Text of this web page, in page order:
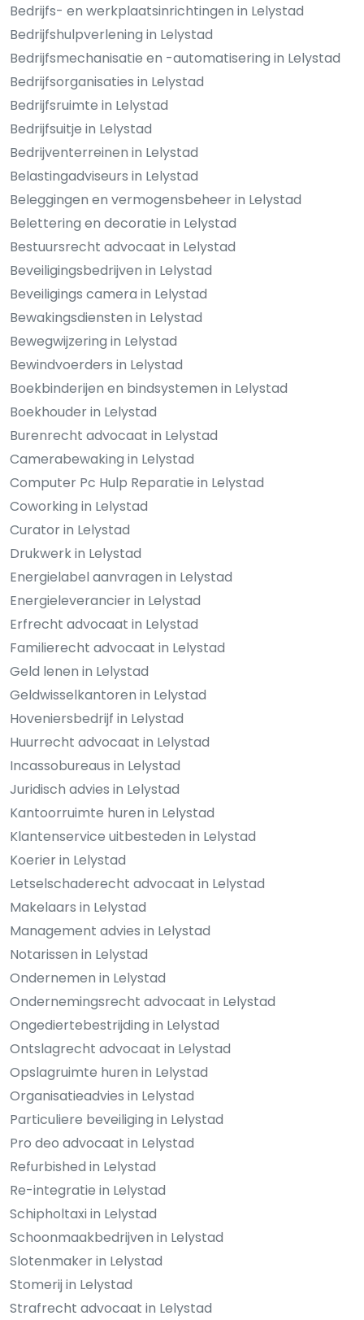
Bedrijfs- en werkplaatsinrichtingen in Lelystad
Bedrijfshulpverlening in Lelystad
Bedrijfsmechanisatie en -automatisering in Lelystad
Bedrijfsorganisaties in Lelystad
Bedrijfsruimte in Lelystad
Bedrijfsuitje in Lelystad
Bedrijventerreinen in Lelystad
Belastingadviseurs in Lelystad
Beleggingen en vermogensbeheer in Lelystad
Belettering en decoratie in Lelystad
Bestuursrecht advocaat in Lelystad
Beveiligingsbedrijven in Lelystad
Beveiligings camera in Lelystad
Bewakingsdiensten in Lelystad
Bewegwijzering in Lelystad
Bewindvoerders in Lelystad
Boekbinderijen en bindsystemen in Lelystad
Boekhouder in Lelystad
Burenrecht advocaat in Lelystad
Camerabewaking in Lelystad
Computer Pc Hulp Reparatie in Lelystad
Coworking in Lelystad
Curator in Lelystad
Drukwerk in Lelystad
Energielabel aanvragen in Lelystad
Energieleverancier in Lelystad
Erfrecht advocaat in Lelystad
Familierecht advocaat in Lelystad
Geld lenen in Lelystad
Geldwisselkantoren in Lelystad
Hoveniersbedrijf in Lelystad
Huurrecht advocaat in Lelystad
Incassobureaus in Lelystad
Juridisch advies in Lelystad
Kantoorruimte huren in Lelystad
Klantenservice uitbesteden in Lelystad
Koerier in Lelystad
Letselschaderecht advocaat in Lelystad
Makelaars in Lelystad
Management advies in Lelystad
Notarissen in Lelystad
Ondernemen in Lelystad
Ondernemingsrecht advocaat in Lelystad
Ongediertebestrijding in Lelystad
Ontslagrecht advocaat in Lelystad
Opslagruimte huren in Lelystad
Organisatieadvies in Lelystad
Particuliere beveiliging in Lelystad
Pro deo advocaat in Lelystad
Refurbished in Lelystad
Re-integratie in Lelystad
Schipholtaxi in Lelystad
Schoonmaakbedrijven in Lelystad
Slotenmaker in Lelystad
Stomerij in Lelystad
Strafrecht advocaat in Lelystad